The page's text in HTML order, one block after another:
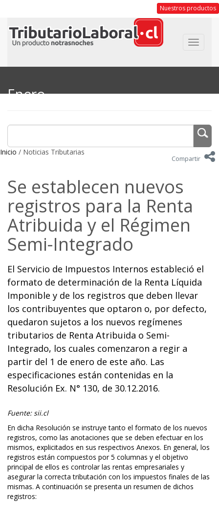
Nuestros productos
Toggle
Enero
Inicio / Noticias Tributarias
Compartir
Se establecen nuevos
registros para la Renta
Atribuida y el Régimen
Semi-Integrado
El Servicio de Impuestos Internos estableció el
formato de determinación de la Renta Líquida
Imponible y de los registros que deben llevar
los contribuyentes que optaron o, por defecto,
quedaron sujetos a los nuevos regímenes
tributarios de Renta Atribuida o Semi-
Integrado, los cuales comenzaron a regir a
partir del 1 de enero de este año. Las
especificaciones están contenidas en la
Resolución Ex. N° 130, de 30.12.2016.
Fuente: sii.cl
En dicha Resolución se instruye tanto el formato de los nuevos
registros, como las anotaciones que se deben efectuar en los
mismos, explicitados en sus respectivos Anexos. En general, los
registros están compuestos por 5 columnas y el objetivo
principal de ellos es controlar las rentas empresariales y
asegurar la correcta tributación con los impuestos finales de las
mismas. A continuación se presenta un resumen de dichos
registros: